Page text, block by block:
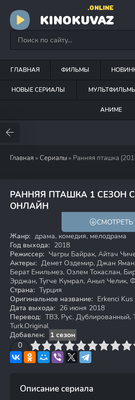
KINOKUVAZ
.ONLINE
ГЛАВНАЯ ФИЛЬМЫ
НОВЫЕ СЕРИАЛЫ
АНИМЕ
Главная » Сериалы » Ранняя пташка
РАННЯЯ ПТАШКА 1 СЕЗОН
ОНЛАЙН
СМОТРЕТЬ
Жанр: драма, комедия, мелодрама
Год выхода: 2018
Режиссер: Чагры Байрак, Айтач
Актеры: Демет Оздемир, Джан
Берат Енильмез, Озлем Токаслан,
Эрджан, Тугче Кумрал, Аныл Челик,
Страна: Турция
Оригинальное название: Erkenci Kus
Дата выхода: 26 июня 2018
Перевод: ТВ3, Рус. Дублированный,
Turk.Original
Добавлен:
1 сезон
0
4 6 7 8 9 10
Описание сериала